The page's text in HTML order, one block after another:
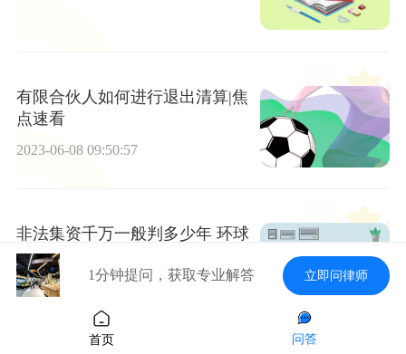
有限合伙人如何进行退出清算|焦
点速看
2023-06-08 09:50:57
非法集资千万一般判多少年 环球
热点评
2023-06-08 09:50:57
1分钟提问，获取专业解答 立即问律师
首页 问答